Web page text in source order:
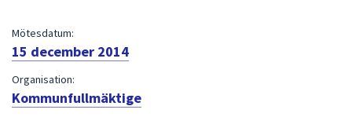
Mötesdatum:
15 december 2014
Organisation:
Kommunfullmäktige